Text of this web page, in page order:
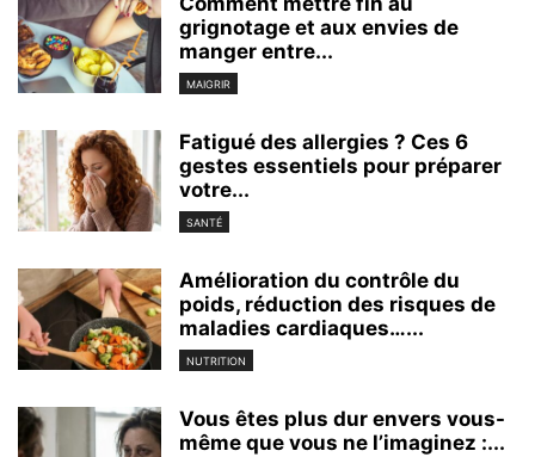
grignotage et aux envies de
manger entre...
MAIGRIR
Fatigué des allergies ? Ces 6
gestes essentiels pour préparer
votre...
SANTÉ
Amélioration du contrôle du
poids, réduction des risques de
maladies cardiaques…...
NUTRITION
Vous êtes plus dur envers vous-
même que vous ne l’imaginez :...